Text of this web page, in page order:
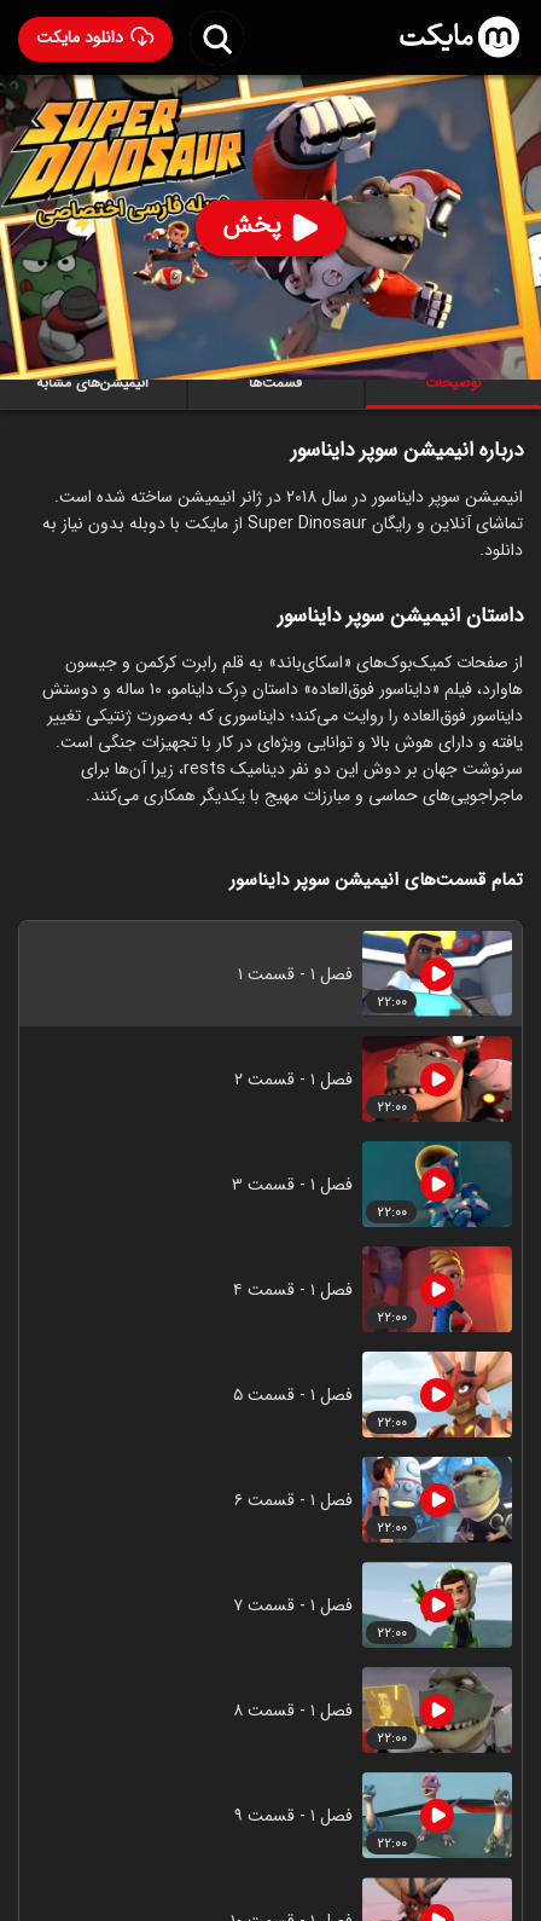
دانلود مایکت
پخش
انیمیشن سوپر دایناسور با دوبله فارسی - Super Dinosaur
2018
85% ۸.۶
ساخت کانادا سال 2018
رده سنی ۷+
انیمیشن اکشن ماجراجویی کمدی علمی‌تخیلی
توضیحات قسمت‌ها انیمیشن‌های مشابه
درباره انیمیشن سوپر دایناسور
انیمیشن سوپر دایناسور در سال 2018 در ژانر انیمیشن ساخته شده است.
تماشای آنلاین و رایگان Super Dinosaur از مایکت با دوبله بدون نیاز به
دانلود.
داستان انیمیشن سوپر دایناسور
از صفحات کمیک‌بوک‌های «اسکای‌باند» به قلم رابرت کرکمن و جیسون
هاوارد، فیلم «دایناسور فوق‌العاده» داستان دِرِک داینامو، ۱۰ ساله و دوستش
دایناسور فوق‌العاده را روایت می‌کند؛ دایناسوری که به‌صورت ژنتیکی تغییر
یافته و دارای هوش بالا و توانایی ویژه‌ای در کار با تجهیزات جنگی است.
سرنوشت جهان بر دوش این دو نفر دینامیک rests، زیرا آن‌ها برای
ماجراجویی‌های حماسی و مبارزات مهیج با یکدیگر همکاری می‌کنند.
تمام قسمت‌های انیمیشن سوپر دایناسور
۲۲:۰۰
فصل ۱ - قسمت ۱
۲۲:۰۰
فصل ۱ - قسمت ۲
۲۲:۰۰
فصل ۱ - قسمت ۳
۲۲:۰۰
فصل ۱ - قسمت ۴
۲۲:۰۰
فصل ۱ - قسمت ۵
۲۲:۰۰
فصل ۱ - قسمت ۶
۲۲:۰۰
فصل ۱ - قسمت ۷
۲۲:۰۰
فصل ۱ - قسمت ۸
۲۲:۰۰
فصل ۱ - قسمت ۹